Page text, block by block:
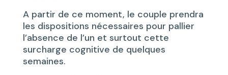
A partir de ce moment, le couple prendra
les dispositions nécessaires pour pallier
l’absence de l’un et surtout cette
surcharge cognitive de quelques
semaines.